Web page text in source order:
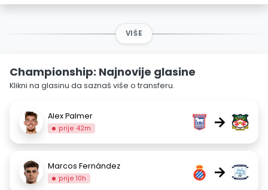
VIŠE
Championship: Najnovije glasine
Klikni na glasinu da saznaš više o transferu.
Alex Palmer
prije 42m →
Marcos Fernández
prije 10h →